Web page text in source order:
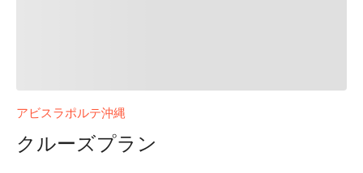
アビスラポルテ沖縄
クルーズプラン